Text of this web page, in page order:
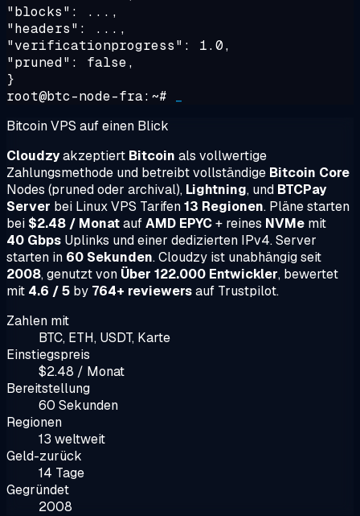
"blocks": ...,
"headers": ...,
"verificationprogress": 1.0,
"pruned": false,
}
root@btc-node-fra:~#
Bitcoin VPS auf einen Blick
Cloudzyakzeptiert Bitcoin als vollwertige
Zahlungsmethode und betreibt vollständige Bitcoin Core
Nodes (pruned oder archival), Lightning, und BTCPay
Server bei Linux VPS Tarifen13 Regionen. Pläne starten
bei $2.48 / MonataufAMD EPYC+ reines NVMe mit
40 Gbps Uplinks und einer dedizierten IPv4. Server
starten in 60 Sekunden. Cloudzy ist unabhängig seit
2008, genutzt von Über 122.000 Entwickler, bewertet
mit 4.6 / 5 by 764+ reviewersauf Trustpilot.
Zahlen mit
BTC, ETH, USDT, Karte
Einstiegspreis
$2.48 / Monat
Bereitstellung
60 Sekunden
Regionen
13 weltweit
Geld-zurück
14 Tage
Gegründet
2008